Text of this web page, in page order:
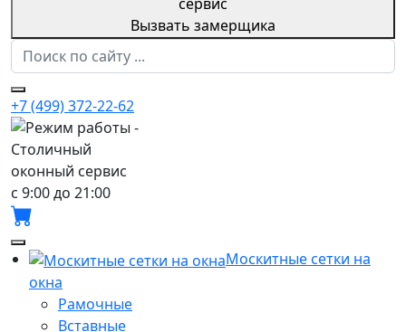
Вызвать замерщика
+7 (499) 372-22-62
с 9:00 до 21:00
Москитные сетки на
окна
Рамочные
Вставные